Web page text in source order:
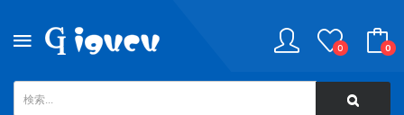
0 0